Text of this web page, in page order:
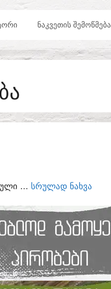
ᲜᲐᲙᲕᲔᲗᲘᲡ ᲨᲔᲛᲝᲬᲛᲔᲑᲐ
… ᲡᲠᲣᲚᲐᲓ ᲜᲐᲮᲕᲐ